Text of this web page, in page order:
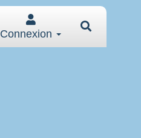
Connexion